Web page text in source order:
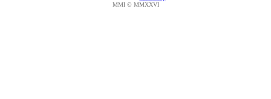
MMI © MMXXVI